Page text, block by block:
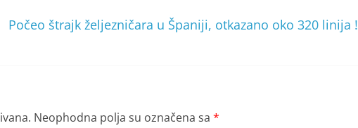
Počeo štrajk željezničara u Španiji, otkazano oko 320 linija !
Neophodna polja su označena sa *